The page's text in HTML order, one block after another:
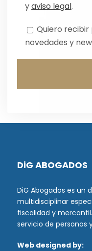
yaviso legal.
Quiero recibir
novedades y
DiG ABOGADOS
DiG Abogados es un
multidisciplinar
fiscalidad y
servicio de personas
Web designed by: